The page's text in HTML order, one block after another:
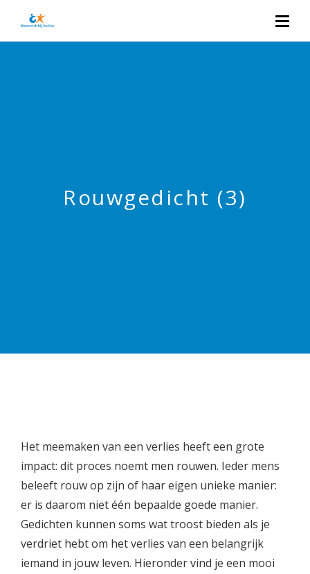
Rouwgedicht (3)
Het meemaken van een verlies heeft een grote
impact: dit proces noemt men rouwen. Ieder mens
beleeft rouw op zijn of haar eigen unieke manier:
er is daarom niet één bepaalde goede manier.
Gedichten kunnen soms wat troost bieden als je
verdriet hebt om het verlies van een belangrijk
iemand in jouw leven. Hieronder vind je een mooi